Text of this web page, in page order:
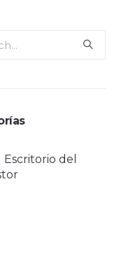
Escritorio del